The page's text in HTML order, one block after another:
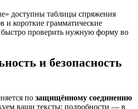
доступны таблицы спряжения
и короткие грамматические
проверить нужную форму во
и безопасность
по защищённому соединению
ваши тексты; подробности — в